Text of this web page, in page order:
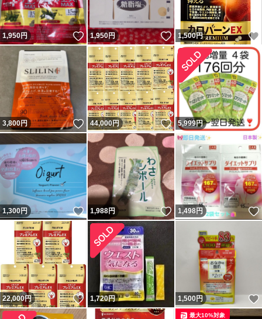
1,950円 いいね！
1,950円 いいね！
1,500円
3,800円 いいね！
44,000円 いいね！
5,999円
1,300円 いいね！
1,988円 いいね！
1,498円
22,000円 いいね！
1,720円 1,500円
最大10%対象